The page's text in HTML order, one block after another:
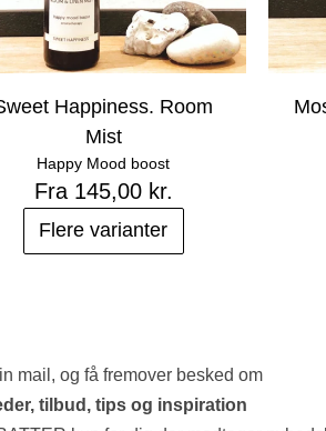
Happiness. Room
Mist
Happy Mood boost
Fra 145,00 kr.
Flere varianter
mail, og få fremover besked om
tilbud, tips og inspiration